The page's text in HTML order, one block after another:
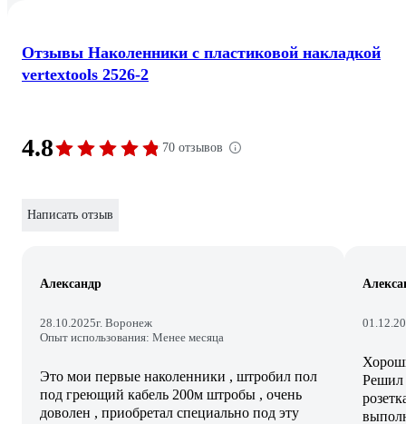
Отзывы Наколенники с пластиковой накладкой
vertextools 2526-2
4.8 70 отзывов
Написать отзыв
Александр
28.10.2025г. Воронеж
Опыт использования: Менее месяца
Это мои первые наколенники , штробил пол
под греющий кабель 200м штробы , очень
доволен , приобретал специально под эту
Решил